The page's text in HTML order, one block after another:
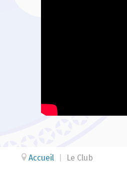
Accueil Le Club